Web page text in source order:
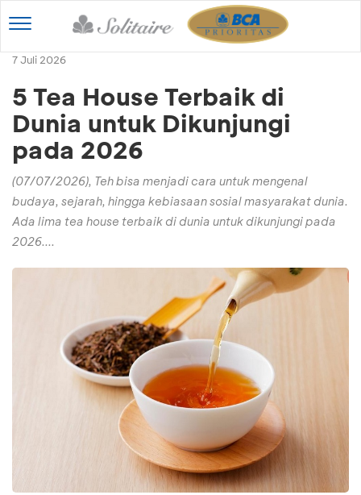
7 Juli 2026
5 Tea House Terbaik di
Dunia untuk Dikunjungi
pada 2026
(07/07/2026), Teh bisa menjadi cara untuk mengenal
budaya, sejarah, hingga kebiasaan sosial masyarakat dunia.
Ada lima tea house terbaik di dunia untuk dikunjungi pada
2026....